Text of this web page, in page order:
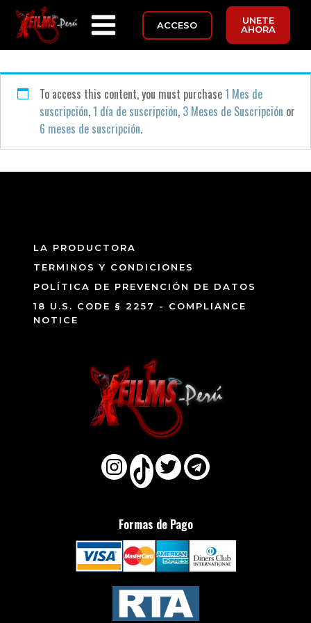
ACCESO
UNETE
AHORA
To access this content, you must purchase1 Mes de
suscripción,1 día de suscripción, 3 Meses de Suscripción or
6 meses de suscripción.
LA PRODUCTORA
TERMINOS Y CONDICIONES
POLÍTICA DE PREVENCIÓN DE DATOS
18 U.S. CODE § 2257 - COMPLIANCE
NOTICE
Formas de Pago